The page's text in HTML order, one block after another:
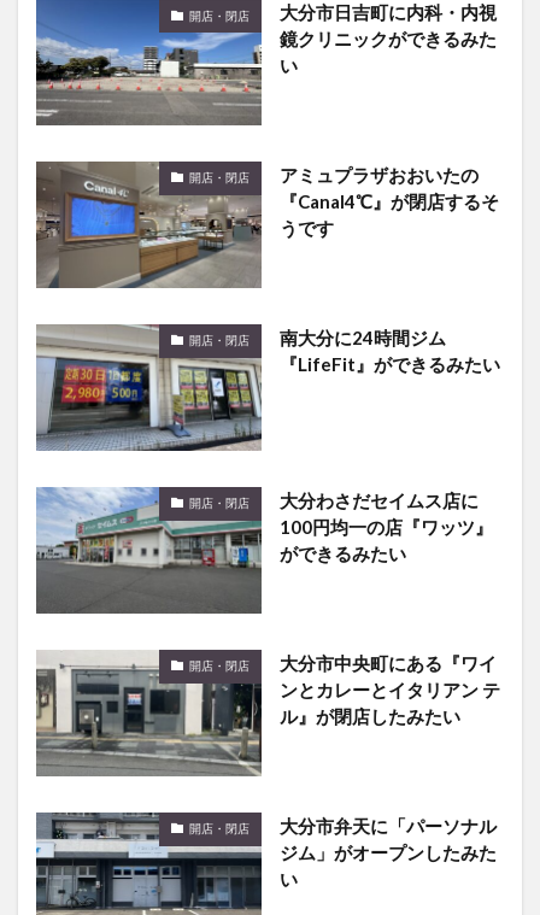
開店・閉店
大分市日吉町に内科・内視
鏡クリニックができるみた
い
開店・閉店
アミュプラザおおいたの
『Canal4℃』が閉店するそ
うです
開店・閉店
南大分に24時間ジム
『LifeFit』ができるみたい
開店・閉店
大分わさだセイムス店に
100円均一の店『ワッツ』
ができるみたい
開店・閉店
大分市中央町にある『ワイ
ンとカレーとイタリアン テ
ル』が閉店したみたい
開店・閉店
大分市弁天に「パーソナル
ジム」がオープンしたみた
い